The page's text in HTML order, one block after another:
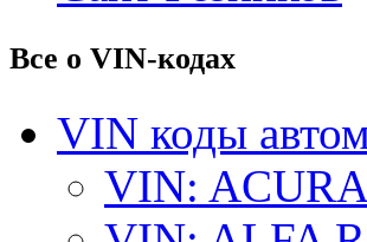
Все о VIN-кодах
VIN коды
VIN: ACURA